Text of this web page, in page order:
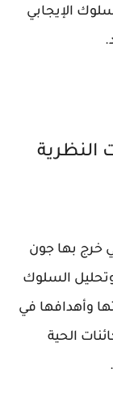
الإيجابي
النظرية
خرج بها جون
السلوك
وأهدافها في
الحية